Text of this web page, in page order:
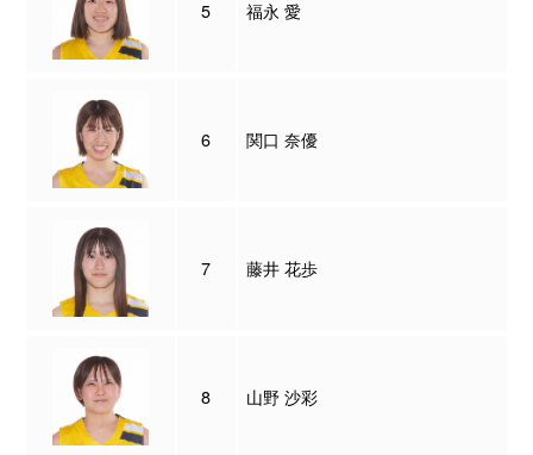
5 福永 愛
6 関口 奈優
7 藤井 花歩
8 山野 沙彩